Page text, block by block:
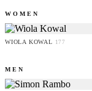
WOMEN
WIOLA KOWAL 177
MEN